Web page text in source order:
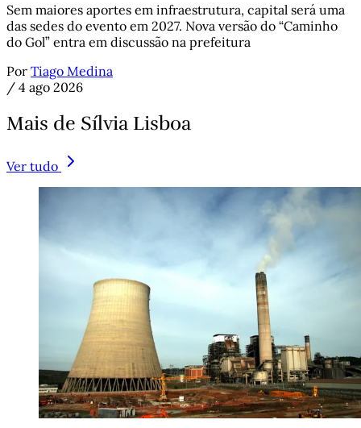
Sem maiores aportes em infraestrutura, capital será uma
das sedes do evento em 2027. Nova versão do “Caminho
do Gol” entra em discussão na prefeitura
Por Tiago Medina
/ 4 ago 2026
Mais de Sílvia Lisboa
Ver tudo